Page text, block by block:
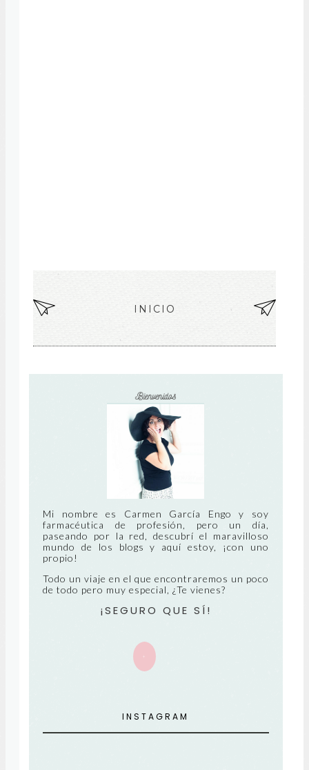
EN
NT
E
EN
INICIO
Mi nombre es Carmen García Engo y soy
farmacéutica de profesión, pero un día,
paseando por la red, descubrí el maravilloso
mundo de los blogs y aquí estoy, ¡con uno
propio!
Todo un viaje en el que encontraremos un poco
de todo pero muy especial, ¿Te vienes?
¡SEGURO QUE SÍ!
+
INSTAGRAM